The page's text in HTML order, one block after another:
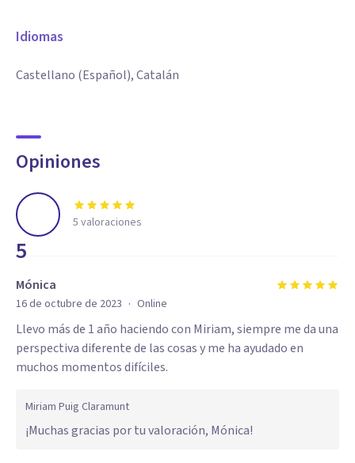
Idiomas
Castellano (Español), Catalán
Opiniones
5
5 valoraciones
Mónica
16 de octubre de 2023 · Online
Llevo más de 1 año haciendo con Miriam, siempre me da una
perspectiva diferente de las cosas y me ha ayudado en
muchos momentos difíciles.
Miriam Puig Claramunt
¡Muchas gracias por tu valoración, Mónica!